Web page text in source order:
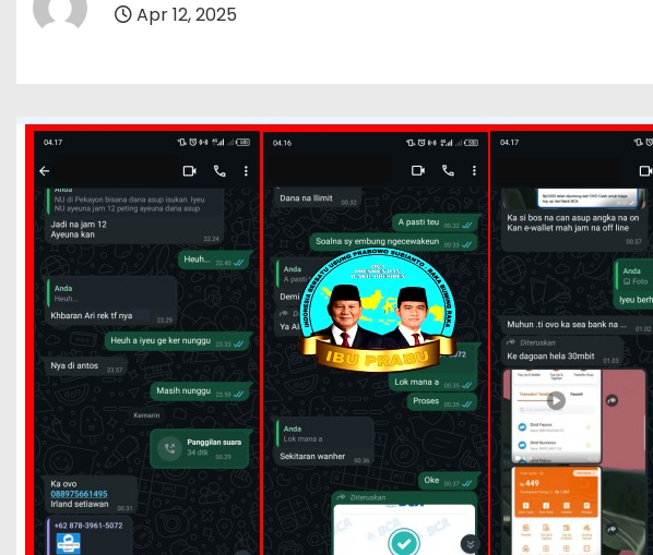
Apr 12, 2025